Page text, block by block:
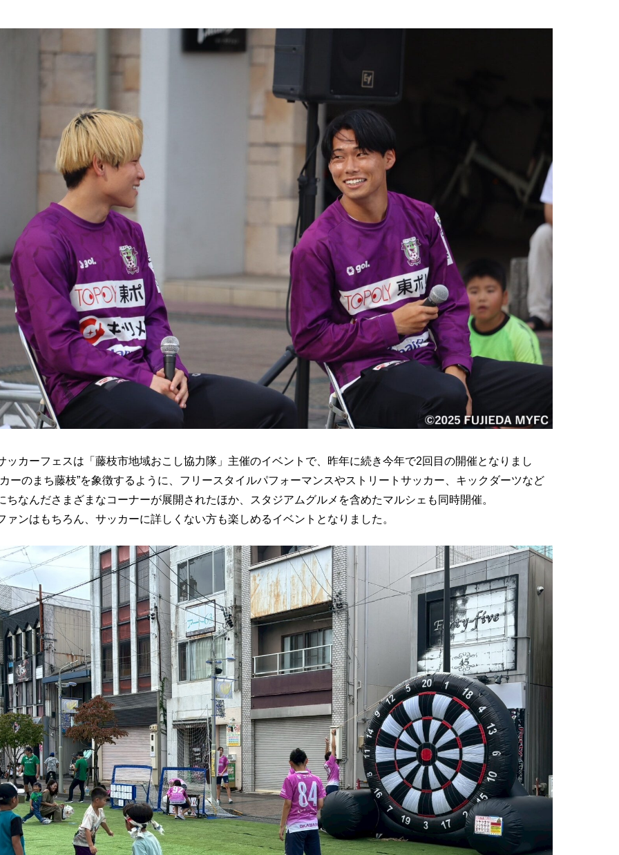
ッカーフェスは「藤枝市地域おこし協力隊」主催のイベントで、昨年に続き今年で2回目の開催となりまし
ーのまち藤枝”を象徴するように、フリースタイルパフォーマンスやストリートサッカー、キックダーツなど
ちなんださまざまなコーナーが展開されたほか、スタジアムグルメを含めたマルシェも同時開催。
ァンはもちろん、サッカーに詳しくない方も楽しめるイベントとなりました。